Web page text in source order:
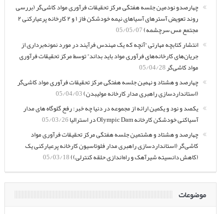
چهارصدو نودمین جلسه هفتگی مرکز تحقیقات فرآوری مواد کاشی‌گر (بررسی
روند تعویض آسترهای آسیاهای نیمه خودشکن فاز ۱ و ۲ کارخانه پرعیارکنی ۲
مجتمع مس سرچشمه)05/05/07
انتشار کتابچه مهارتی “آنچه که یک مهندس فرآیند در مورد نمونه‌برداری از
جریان‌های کارخانه‌های فرآوری مواد باید بداند” توسط مرکز تحقیقات فرآوری
مواد کاشی‌گر05/04/28
چهارصد و هشتاد و نهمین جلسه هفتگی مرکز تحقیقات فرآوری مواد کاشی‌گر
(استانداردسازی راهبری مدار کارخانه مولیبدن)05/04/03
یکصد و نود و یکمین ارائه از مجموعه در دنیا چه خبر: رفع گلوگاه های مدار
آسیاکنی خودشکن کارخانه Olympic Dam در استرالیا
05/03/26
چهارصد و هشتاد و هشتمین جلسه هفتگی مرکز تحقیقات فرآوری مواد
کاشی‌گر (استانداردسازی راهبری مدار فلوتاسیون کارخانه پرعیارکنی یک
(کاهش دانسیته شیرآهک و راه‌اندازی حلقه کنترلی))05/03/18
موضوعات